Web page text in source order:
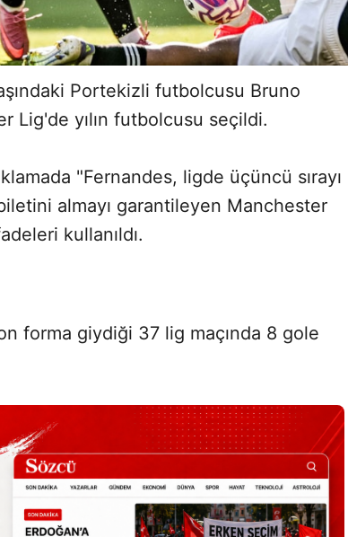
Portekizli futbolcusu Bruno
Lig'de yılın futbolcusu seçildi.
"Fernandes, ligde üçüncü sırayı
almayı garantileyen Manchester
kullanıldı.
forma giydiği 37 lig maçında 8 gole